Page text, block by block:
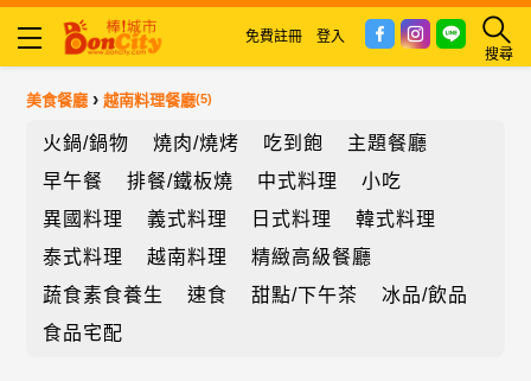
搜尋
免費註冊 登入
美食餐廳 ›越南料理餐廳(5)
火鍋/鍋物 燒肉/燒烤 吃到飽
主題餐廳
早午餐
排餐/鐵板燒 中式料理
小吃
異國料理
義式料理 日式料理
韓式料理
泰式料理
越南料理
精緻高級餐廳
蔬食素食養生
速食 甜點/下午茶
冰品/飲品
食品宅配